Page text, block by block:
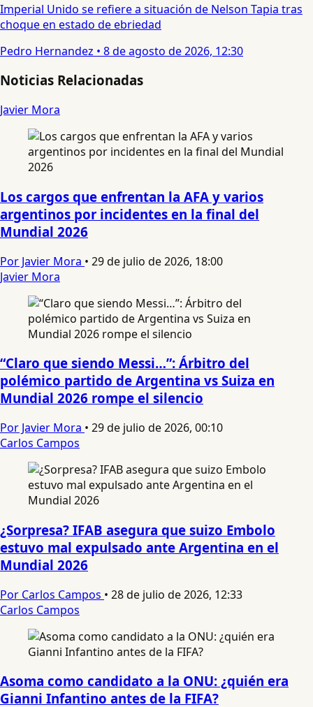
Imperial Unido se refiere a situación de Nelson Tapia tras
choque en estado de ebriedad
Pedro Hernandez • 8 de agosto de 2026, 12:30
Noticias Relacionadas
Javier Mora
Los cargos que enfrentan la AFA y varios
argentinos por incidentes en la final del
Mundial 2026
Por Javier Mora • 29 de julio de 2026, 18:00
Javier Mora
“Claro que siendo Messi…”: Árbitro del
polémico partido de Argentina vs Suiza en
Mundial 2026 rompe el silencio
Por Javier Mora • 29 de julio de 2026, 00:10
Carlos Campos
¿Sorpresa? IFAB asegura que suizo Embolo
estuvo mal expulsado ante Argentina en el
Mundial 2026
Por Carlos Campos • 28 de julio de 2026, 12:33
Carlos Campos
Asoma como candidato a la ONU: ¿quién era
Gianni Infantino antes de la FIFA?